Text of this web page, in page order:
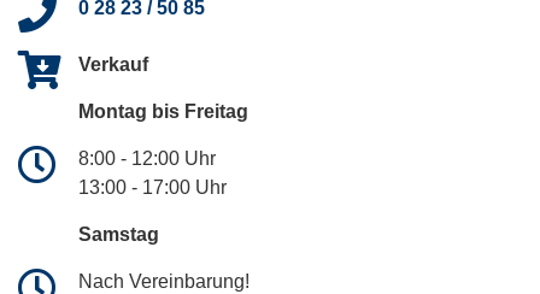
0 28 23 / 50 85
Verkauf
Montag bis Freitag
8:00 - 12:00 Uhr
13:00 - 17:00 Uhr
Samstag
Nach Vereinbarung!